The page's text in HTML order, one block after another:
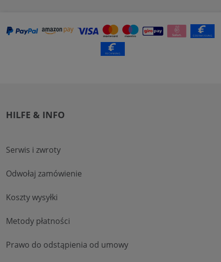
HILFE & INFO
Serwis i zwroty
Odwołaj zamówienie
Koszty wysyłki
Metody płatności
Prawo do odstąpienia od umowy